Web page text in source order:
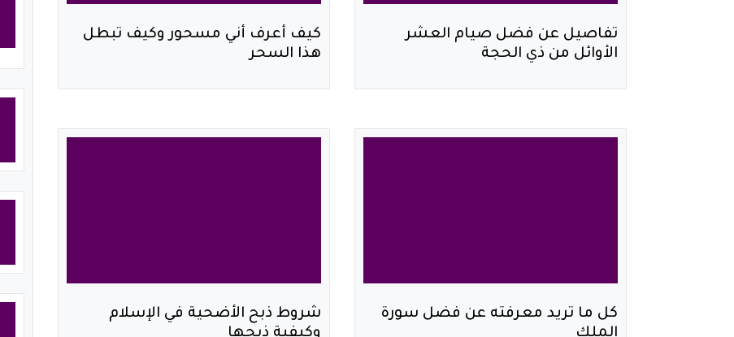
تفاصيل عن فضل صيام العشر
الأوائل من ذي الحجة
كيف أعرف أني مسحور وكيف تبطل
هذا السحر
كل ما تريد معرفته عن فضل سورة
شروط ذبح الأضحية في الإسلام